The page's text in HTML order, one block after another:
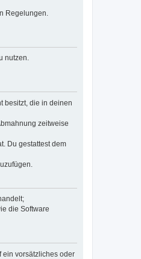
Regelungen.
nutzen.
besitzt, die in deinen
zeitweise
Du gestattest dem
die Software
ein vorsätzliches oder